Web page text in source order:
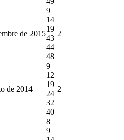
de 2015
9
14
19
43
44
48
2
de 2014
9
12
19
24
32
40
2
8
9